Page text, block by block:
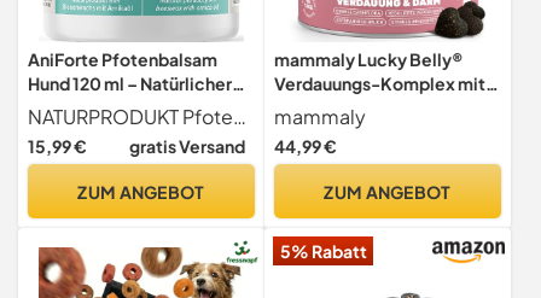
AniForte Pfotenbalsam
Hund 120 ml – Natürlicher
Pfotenschutz für
Hundepfoten mit
Bienenwachs, Katzen
& rissige Pfoten im Sommer
Sand
NATURPRODUKT Pfotenschutz Balsam Hund & Katze aus Bienenwachs, Propolis & Arnikaöl natürliche Pflege & Schutz für strapazierte, trockene & rissige Pfoten
15,99 € gratis Versand
ZUM ANGEBOT
mammaly Lucky Belly®
Verdauungs-Komplex mit
Probiotika (bis 60 Tage)
mammaly
44,99 €
ZUM ANGEBOT
5% Rabatt